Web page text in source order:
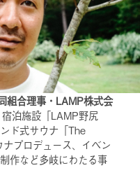
組合理事・LAMP株式会
泊施設「LAMP野尻
ド式サウナ「The
プロデュース、イベン
作など多岐にわたる事